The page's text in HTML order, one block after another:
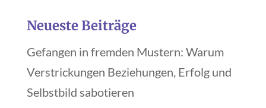
Neueste Beiträge
Gefangen in fremden Mustern: Warum
Verstrickungen Beziehungen, Erfolg und
Selbstbild sabotieren